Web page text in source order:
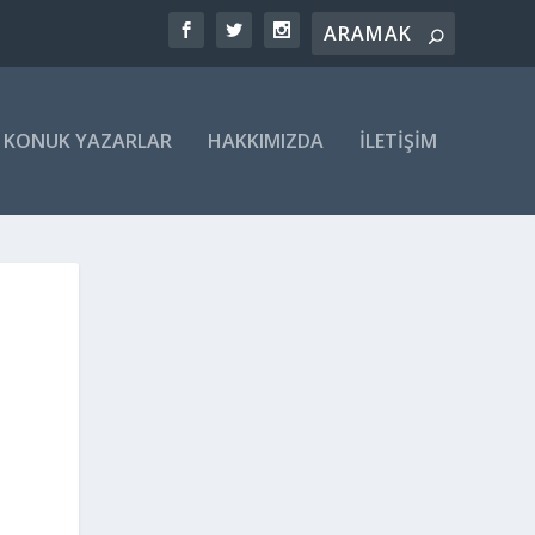
KONUK YAZARLAR HAKKIMIZDA İLETIŞIM